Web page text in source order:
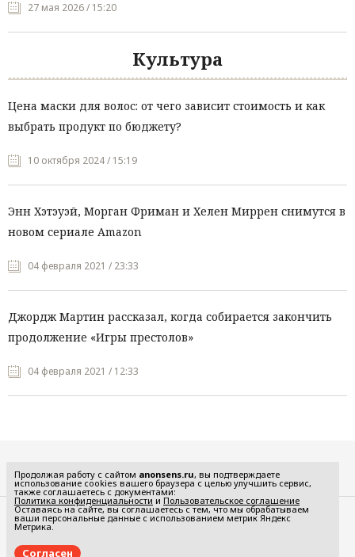
27 мая 2026 / 15:20
Культура
Цена маски для волос: от чего зависит стоимость и как
выбрать продукт по бюджету?
10 октября 2024 / 15:19
Энн Хэтэуэй, Морган Фриман и Хелен Миррен снимутся в
новом сериале Amazon
04 февраля 2021 / 23:33
Джордж Мартин рассказал, когда собирается закончить
продолжение «Игры престолов»
04 февраля 2021 / 12:33
Редакция
Реклама
Продолжая работу с сайтом anonsens.ru, вы подтверждаете
использование cookies вашего браузера с целью улучшить сервис,
также соглашаетесь с документами:
Политика конфиденциальности и Пользовательское соглашение
Оставаясь на сайте, вы соглашаетесь с тем, что мы обрабатываем
ваши персональные данные с использованием метрик Яндекс
Метрика.
Согласен